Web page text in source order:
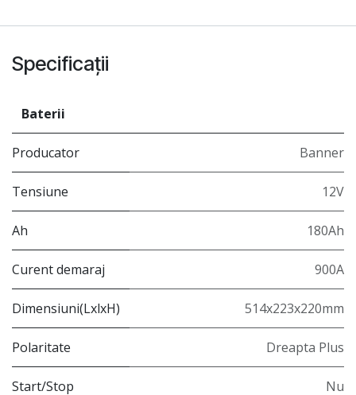
Specificații
Baterii
Producator Banner
Tensiune 12V
Ah 180Ah
Curent demaraj 900A
Dimensiuni(LxlxH) 514x223x220mm
Polaritate Dreapta Plus
Start/Stop Nu